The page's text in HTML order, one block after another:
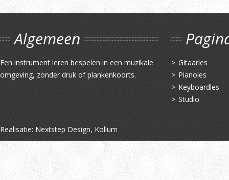
Algemeen
Een instrument leren bespelen in een muzikale
omgeving, zonder druk of plankenkoorts.
Gitaarles
Pianoles
Keyboardles
Studio
Realisatie: Nextstep Design, Kollum